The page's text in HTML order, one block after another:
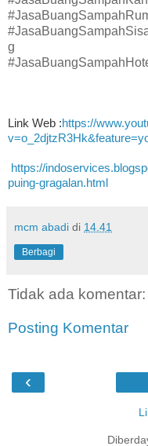
g
Link Web :https://
https://
puing-gragalan.html
mcm abadi di 14.41
Berbagi
Tidak ada komentar:
Posting Komentar
‹